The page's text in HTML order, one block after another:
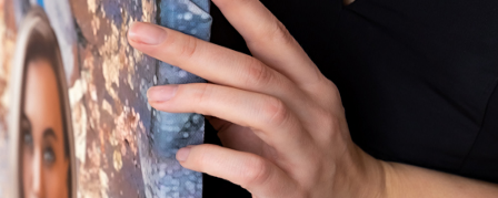
Выберите из списка: